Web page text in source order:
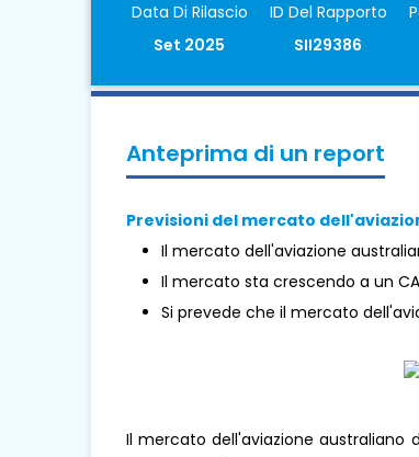
Data Di Rilascio
Set 2025
ID Del Rapporto
SII29386
Anteprima di un report
Previsioni del mercato
Il mercato dell'aviazione
Il mercato sta crescendo a un
Si prevede che il mercato
Il mercato dell'aviazione australiano